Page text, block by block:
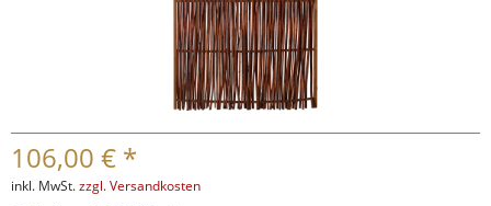
106,00 € *
inkl. MwSt.zzgl. Versandkosten